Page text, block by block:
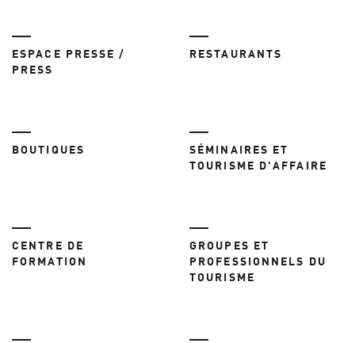
ESPACE PRESSE /
PRESS
RESTAURANTS
BOUTIQUES
SÉMINAIRES ET
TOURISME D'AFFAIRE
CENTRE DE
FORMATION
GROUPES ET
PROFESSIONNELS DU
TOURISME